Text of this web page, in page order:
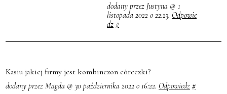
dodany przez Justyna @ 1
listopada 2022 o 22:23. Odpowie
dz #
Kasiu jakiej firmy jest kombinezon córeczki?
dodany przez Magda @ 30 października 2022 o 16:22. Odpowiedz #